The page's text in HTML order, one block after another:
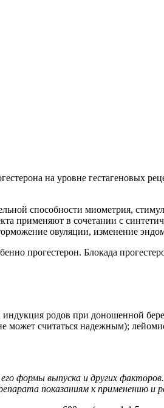
на уровне гестагеновых
способности миометрия,
применяют в сочетании с
овуляции, изменение
прогестерон. Блокада
родов при доношенной
считаться надежным);
формы выпуска и других
показаниям к применению и